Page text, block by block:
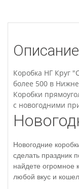
Описание
Коробка НГ Круг
более 500 в
Коробки
с новогодними
Новогодние
сделать
найдете огромное
любой вкус и